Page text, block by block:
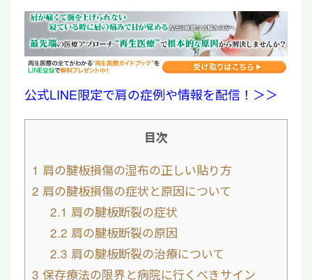
公式LINE限定で肩の症例や情報を配信！＞＞
目次
1 肩の腱板損傷の湿布の正しい貼り方
2 肩の腱板損傷の症状と原因について
2.1 肩の腱板断裂の症状
2.2 肩の腱板断裂の原因
2.3 肩の腱板断裂の治療について
3 保存療法の限界と病院に行くべきサイン